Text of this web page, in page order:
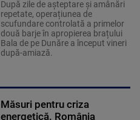
După zile de așteptare și amânări
repetate, operațiunea de
scufundare controlată a primelor
două barje în apropierea brațului
Bala de pe Dunăre a început vineri
după-amiază.
Măsuri pentru criza
energetică. România